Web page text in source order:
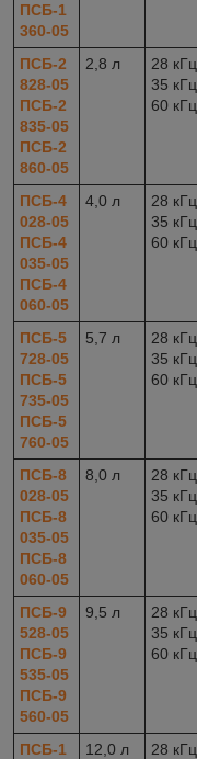
ПСБ-1
360-05
ПСБ-2
828-05
ПСБ-2
835-05
ПСБ-2
860-05
2,8 л
28 кГц
35 кГц
60 кГц
ПСБ-4
028-05
ПСБ-4
035-05
ПСБ-4
060-05
4,0 л
28 кГц
35 кГц
60 кГц
ПСБ-5
728-05
ПСБ-5
735-05
ПСБ-5
760-05
5,7 л
28 кГц
35 кГц
60 кГц
ПСБ-8
028-05
ПСБ-8
035-05
ПСБ-8
060-05
8,0 л
28 кГц
35 кГц
60 кГц
ПСБ-9
528-05
ПСБ-9
535-05
ПСБ-9
560-05
9,5 л
28 кГц
35 кГц
60 кГц
ПСБ-1 12,0 л 28 кГц